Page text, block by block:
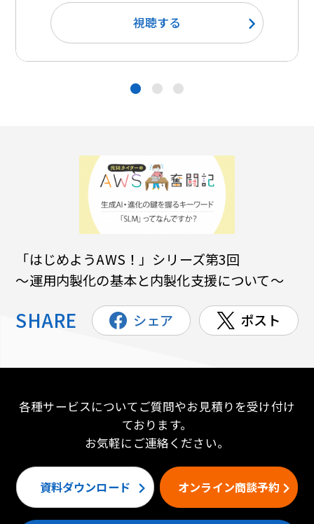
視聴する
● ● ●
「はじめようAWS！」シリーズ第3回
～運用内製化の基本と内製化支援について～
SHARE シェア ポスト
各種サービスについてご質問やお見積りを受け付け
ております。
お気軽にご連絡ください。
資料ダウンロード オンライン商談予約